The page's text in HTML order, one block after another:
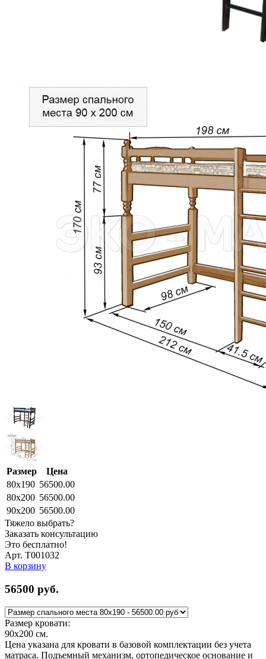
Размер
Цена
80x190 56500.00
80x200 56500.00
90x200 56500.00
Тяжело выбрать?
Заказать консультацию
Это бесплатно!
Арт. Т001032
В корзину
56500 руб.
Размер кровати:
90x200 см.
Цена указана для кровати в базовой комплектации без учета
матраса. Подъемный механизм, ортопедическое основание и